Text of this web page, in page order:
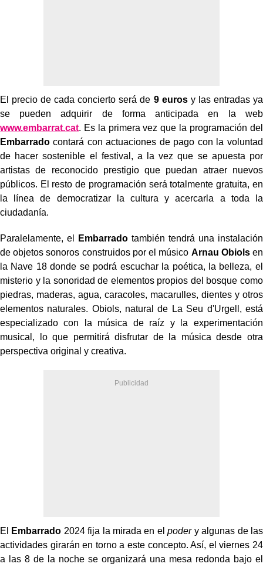
El precio de cada concierto será de 9 eurosy las entradas ya
se pueden adquirir de forma anticipada en la web
www.embarrat.cat. Es la primera vez que la programación del
Embarrado contará con actuaciones de pago con la voluntad
de hacer sostenible el festival, a la vez que se apuesta por
artistas de reconocido prestigio que puedan atraer nuevos
públicos. El resto de programación será totalmente gratuita, en
la línea de democratizar la cultura y acercarla a toda la
ciudadanía.
Paralelamente, el Embarradotambién tendrá una instalación
de objetos sonoros construidos por el músico Arnau Obiolsen
la Nave 18 donde se podrá escuchar la poética, la belleza, el
misterio y la sonoridad de elementos propios del bosque como
piedras, maderas, agua, caracoles, macarulles, dientes y otros
elementos naturales. Obiols, natural de La Seu d'Urgell, está
especializado con la música de raíz y la experimentación
musical, lo que permitirá disfrutar de la música desde otra
perspectiva original y creativa.
El Embarrado 2024 fija la mirada en elpodery algunas de las
actividades girarán en torno a este concepto. Así, el viernes 24
a las 8 de la noche se organizará una mesa redonda bajo el